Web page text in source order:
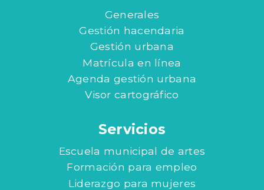
Generales
Gestión hacendaria
Gestión urbana
Matrícula en línea
Agenda gestión urbana
Visor cartográfico
Servicios
Escuela municipal de artes
Formación para empleo
Liderazgo para mujeres